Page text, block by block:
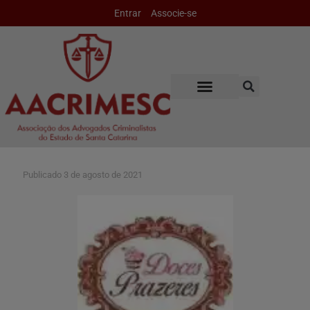
Entrar Associe-se
Publicado 3 de agosto de 2021